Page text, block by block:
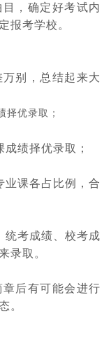
，确定好考试内
报考学校。
别，总结起来大
择优录取；
绩择优录取；
业课各占比例，合
统考成绩、校考成
录取。
后有可能会进行
。